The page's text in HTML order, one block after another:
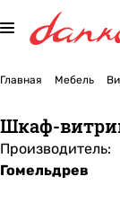
Главная Мебель
Шкаф-
Производитель:
Гомельдрев